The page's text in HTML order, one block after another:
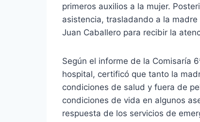
primeros auxilios a la mujer.
asistencia, trasladando a la
Juan Caballero para recibir la
Según el informe de la Comisaría
hospital, certificó que tanto la
condiciones de salud y fuera de
condiciones de vida en algunos
respuesta de los servicios de